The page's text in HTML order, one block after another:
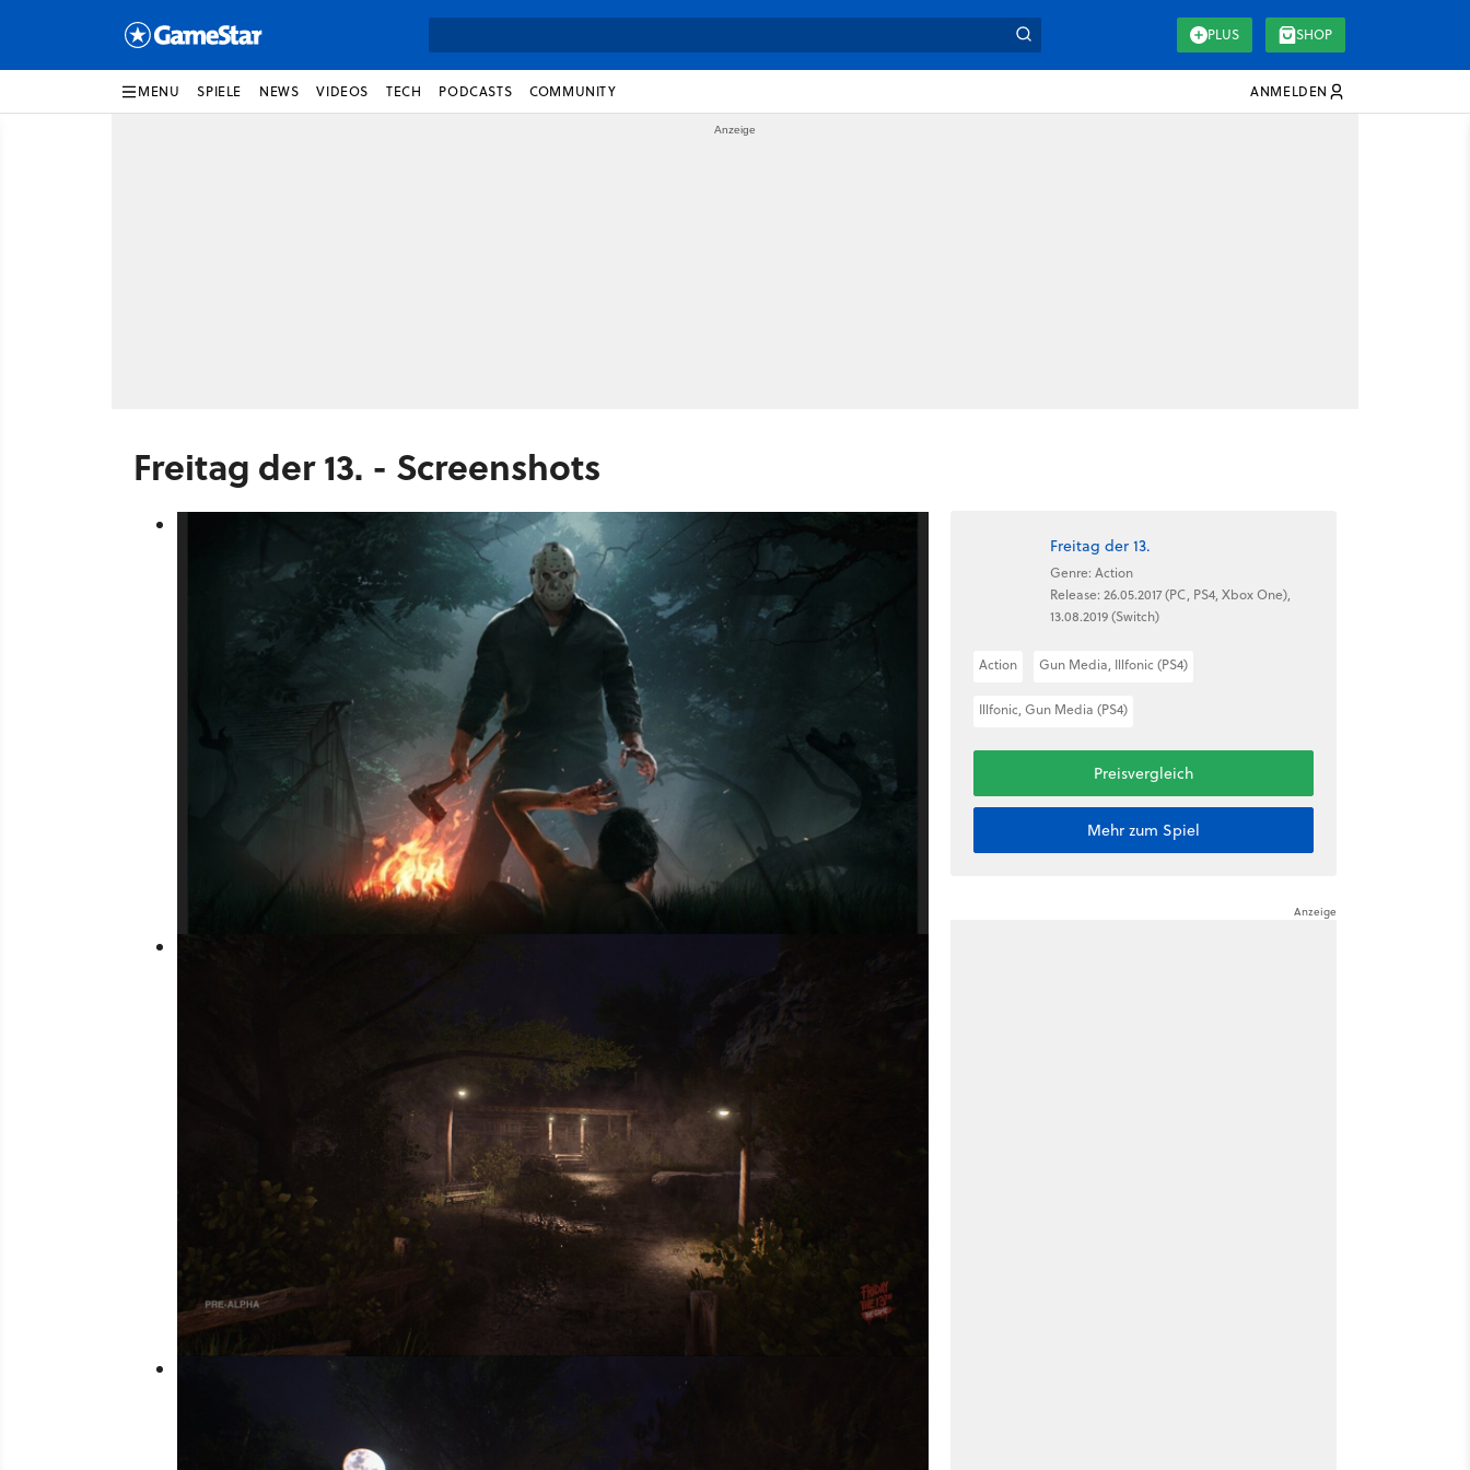
PLUS SHOP
MENU SPIELE NEWS VIDEOS TECH PODCASTS COMMUNITY ANMELDEN
Freitag der 13. - Screenshots
Freitag der 13.
Genre: Action
Release: 26.05.2017 (PC, PS4, Xbox One),
13.08.2019 (Switch)
Action Gun Media, Illfonic (PS4)
Illfonic, Gun Media (PS4)
Preisvergleich
Mehr zum Spiel